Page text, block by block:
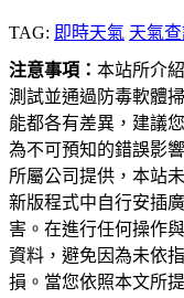
TAG: 即時天氣 天氣
注意事項： 本站所介
測試並通過防毒軟體
能都各有差異，建議
為不可預知的錯誤影
所屬公司提供，本站
新版程式中自行安插
害。在進行任何操作
資料，避免因為未依
損。當您依照本文所